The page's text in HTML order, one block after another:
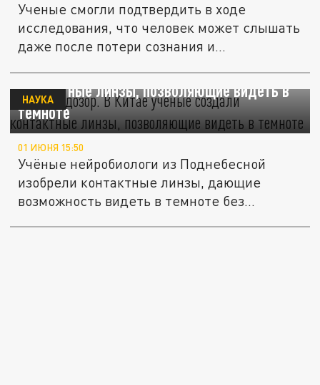
Ученые смогли подтвердить в ходе
исследования, что человек может слышать
даже после потери сознания и...
Ночной дозор. В Китае учёные создали
контактные линзы, позволяющие видеть в
темноте
НАУКА
01 ИЮНЯ 15:50
Учёные нейробиологи из Поднебесной
изобрели контактные линзы, дающие
возможность видеть в темноте без...